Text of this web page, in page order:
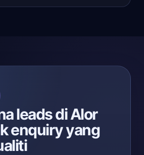
leads di Alor
enquiry yang